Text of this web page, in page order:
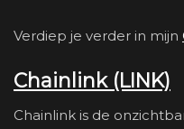
Verdiep je verder in mijn
Chainlink (LINK)
Chainlink is de